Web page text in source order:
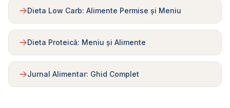
Dieta Low Carb: Alimente Permise și Meniu
Dieta Proteică: Meniu și Alimente
Jurnal Alimentar: Ghid Complet